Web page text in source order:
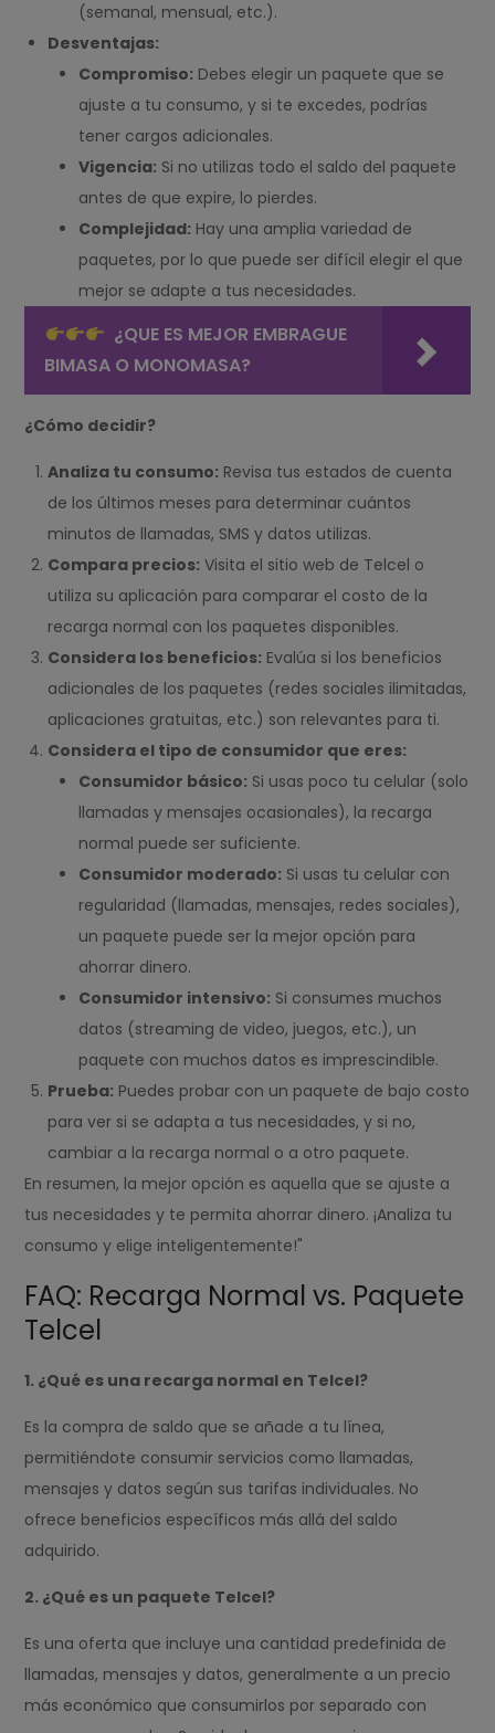
(semanal, mensual, etc.).
Desventajas:
Compromiso: Debes elegir un paquete que se
ajuste a tu consumo, y si te excedes, podrías
tener cargos adicionales.
Vigencia: Si no utilizas todo el saldo del paquete
antes de que expire, lo pierdes.
Complejidad: Hay una amplia variedad de
paquetes, por lo que puede ser difícil elegir el que
mejor se adapte a tus necesidades.
¿QUE ES MEJOR EMBRAGUE
BIMASA O MONOMASA?
¿Cómo decidir?
Analiza tu consumo: Revisa tus estados de cuenta
de los últimos meses para determinar cuántos
minutos de llamadas, SMS y datos utilizas.
Compara precios: Visita el sitio web de Telcel o
utiliza su aplicación para comparar el costo de la
recarga normal con los paquetes disponibles.
Considera los beneficios: Evalúa si los beneficios
adicionales de los paquetes (redes sociales ilimitadas,
aplicaciones gratuitas, etc.) son relevantes para ti.
Considera el tipo de consumidor que eres:
Consumidor básico: Si usas poco tu celular (solo
llamadas y mensajes ocasionales), la recarga
normal puede ser suficiente.
Consumidor moderado: Si usas tu celular con
regularidad (llamadas, mensajes, redes sociales),
un paquete puede ser la mejor opción para
ahorrar dinero.
Consumidor intensivo: Si consumes muchos
datos (streaming de video, juegos, etc.), un
paquete con muchos datos es imprescindible.
Prueba: Puedes probar con un paquete de bajo costo
para ver si se adapta a tus necesidades, y si no,
cambiar a la recarga normal o a otro paquete.
En resumen, la mejor opción es aquella que se ajuste a
tus necesidades y te permita ahorrar dinero. ¡Analiza tu
consumo y elige inteligentemente!"
FAQ: Recarga Normal vs. Paquete
Telcel
1. ¿Qué es una recarga normal en Telcel?
Es la compra de saldo que se añade a tu línea,
permitiéndote consumir servicios como llamadas,
mensajes y datos según sus tarifas individuales. No
ofrece beneficios específicos más allá del saldo
adquirido.
2. ¿Qué es un paquete Telcel?
Es una oferta que incluye una cantidad predefinida de
llamadas, mensajes y datos, generalmente a un precio
más económico que consumirlos por separado con